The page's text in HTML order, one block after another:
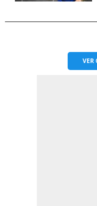
VER